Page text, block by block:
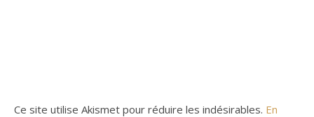
Ce site utilise Akismet pour réduire les indésirables. En